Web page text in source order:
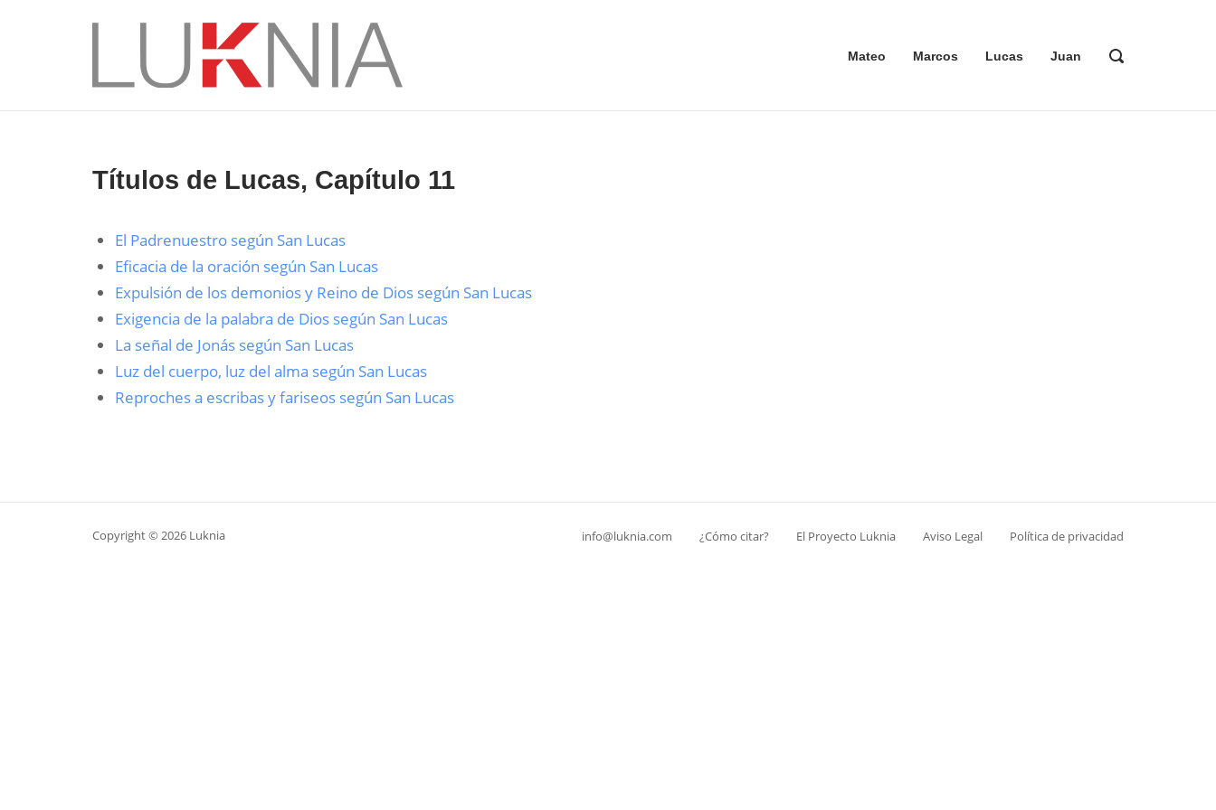
Mateo Marcos Lucas Juan
ABRIR
DE
Títulos de Lucas, Capítulo 11
El Padrenuestro según San Lucas
Eficacia de la oración según San Lucas
Expulsión de los demonios y Reino de Dios según San Lucas
Exigencia de la palabra de Dios según San Lucas
La señal de Jonás según San Lucas
Luz del cuerpo, luz del alma según San Lucas
Reproches a escribas y fariseos según San Lucas
Copyright © 2026 Luknia info@luknia.com ¿Cómo citar? El Proyecto Luknia Aviso Legal Política de privacidad